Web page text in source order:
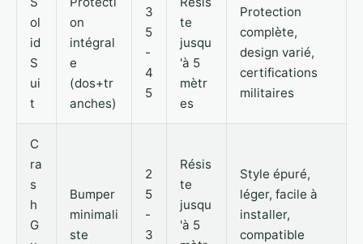
ol
id
S
ui
t
on
intégral
e
(dos+tr
anches)
3
5
-
4
5
te
jusqu
'à 5
mètr
es
Protection
complète,
design varié,
certifications
militaires
C
ra
s
h
G
Bumper
minimali
ste
2
5
-
3
Résis
te
jusqu
'à 5
Style épuré,
léger, facile à
installer,
compatible